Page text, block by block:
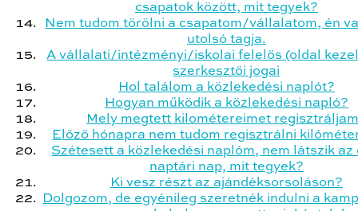
csapatok között, mit tegyek?
Nem tudom törölni a csapatom/vállalatom, én
utolsó tagja.
A vállalati/intézményi/iskolai felelős (oldal
szerkesztői jogai
Hol találom a közlekedési naplót?
Hogyan működik a közlekedési napló?
Mely megtett kilométereimet
Előző hónapra nem tudom regisztrálni
Szétesett a közlekedési naplóm, nem látszik az
naptári nap, mit tegyek?
Ki vesz részt az ajándéksorsoláson?
Dolgozom, de egyénileg szeretnék indulni a